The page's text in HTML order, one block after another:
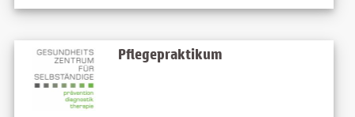
Pflegepraktikum